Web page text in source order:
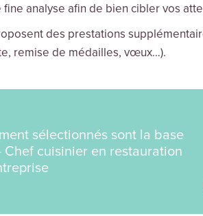
analyse afin de bien cibler vos
des prestations
remise de médailles, vœux…).
sélectionnés sont la base
Chef cuisinier en restauration